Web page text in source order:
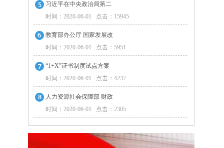
习近平在中央政治局第二
时间：2020-06-01 点击：15945
教育部办公厅 国家发展改
时间：2020-06-01 点击：5951
“1+X”证书制度试点方案
时间：2020-06-01 点击：4237
人力资源社会保障部 财政
时间：2020-06-01 点击：2305